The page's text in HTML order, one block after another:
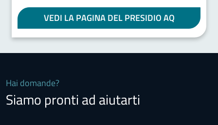
VEDI LA PAGINA DEL PRESIDIO AQ
Hai domande?
Siamo pronti ad aiutarti